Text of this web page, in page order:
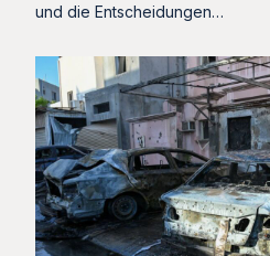
und die Entscheidungen…